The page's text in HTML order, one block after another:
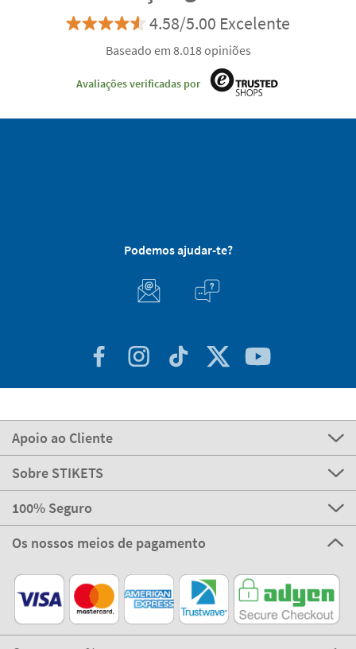
4.58/5.00 Excelente
Baseado em 8.018 opiniões
Avaliações verificadas por
Podemos ajudar-te?
Apoio ao Cliente
Sobre STIKETS
100% Seguro
Os nossos meios de pagamento